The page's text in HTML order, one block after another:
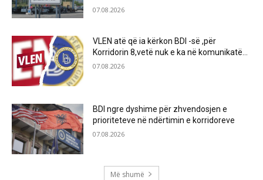
07.08.2026
VLEN atë që ia kërkon BDI -së ,për
Korridorin 8,vetë nuk e ka në komunikatë…
07.08.2026
BDI ngre dyshime për zhvendosjen e
prioriteteve në ndërtimin e korridoreve
07.08.2026
Më shumë